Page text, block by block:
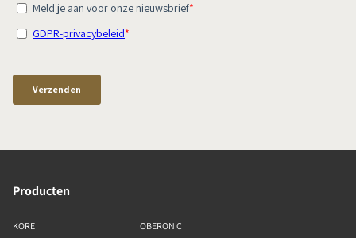
Producten
KORE
OBERON C